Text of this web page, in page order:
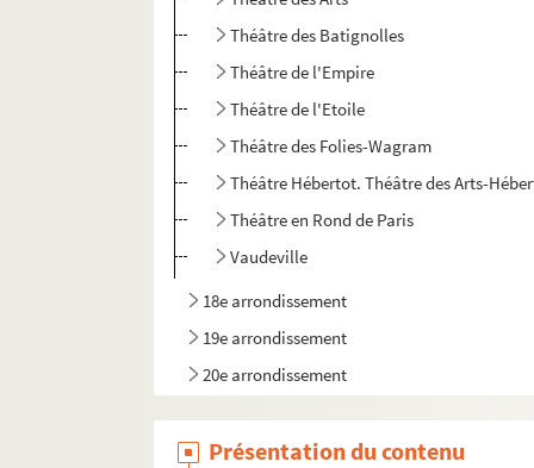
Théâtre des Batignolles
Théâtre de l'Empire
Théâtre de l'Etoile
Théâtre des Folies-Wagram
Théâtre Hébertot. Théâtre des Arts-
Théâtre en Rond de Paris
Vaudeville
18e arrondissement
19e arrondissement
20e arrondissement
Présentation du contenu